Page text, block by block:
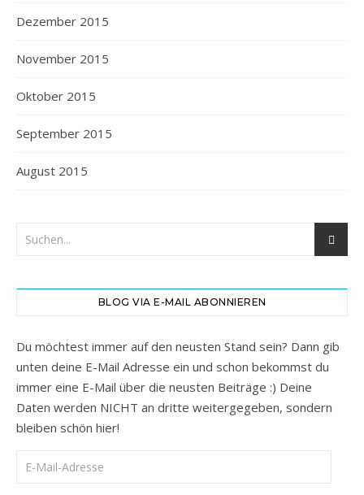
Dezember 2015
November 2015
Oktober 2015
September 2015
August 2015
BLOG VIA E-MAIL ABONNIEREN
Du möchtest immer auf den neusten Stand sein? Dann gib
unten deine E-Mail Adresse ein und schon bekommst du
immer eine E-Mail über die neusten Beiträge :) Deine
Daten werden NICHT an dritte weitergegeben, sondern
bleiben schön hier!
E-Mail-Adresse